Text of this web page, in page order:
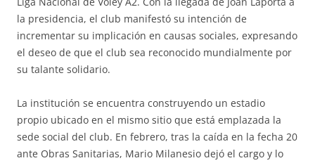
la presidencia, el club manifestó su intención de
incrementar su implicación en causas sociales, expresando
el deseo de que el club sea reconocido mundialmente por
su talante solidario.
La institución se encuentra construyendo un estadio
propio ubicado en el mismo sitio que está emplazada la
sede social del club. En febrero, tras la caída en la fecha 20
ante Obras Sanitarias, Mario Milanesio dejó el cargo y lo